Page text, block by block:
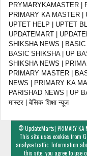
PRYMARYKAMASTER |
PRIMARY KA MASTER |
UPTET HELP | UPTET
UPDATEMART |
SHIKSHA NEWS |
BASIC SHIKSHA | UP
SHIKSHA NEWS |
PRIMARY MASTER |
NEWS | PRIMARY KA
PARISHAD NEWS | UP
मास्टर | बेसिक शिक्षा न्यूज
©UpdateMarts| PRIMARY KA
This site uses cookies from
analyse traffic. Information
this site, you agree to use